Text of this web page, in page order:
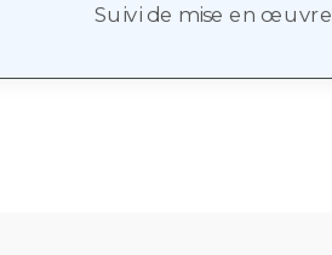
Suivi de mise en œuvre